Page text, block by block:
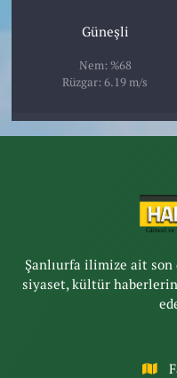
Güneşli
Nem: %68
Rüzgar: 6.19 m/s
Şanlıurfa ilimize ait son
siyaset, kültür